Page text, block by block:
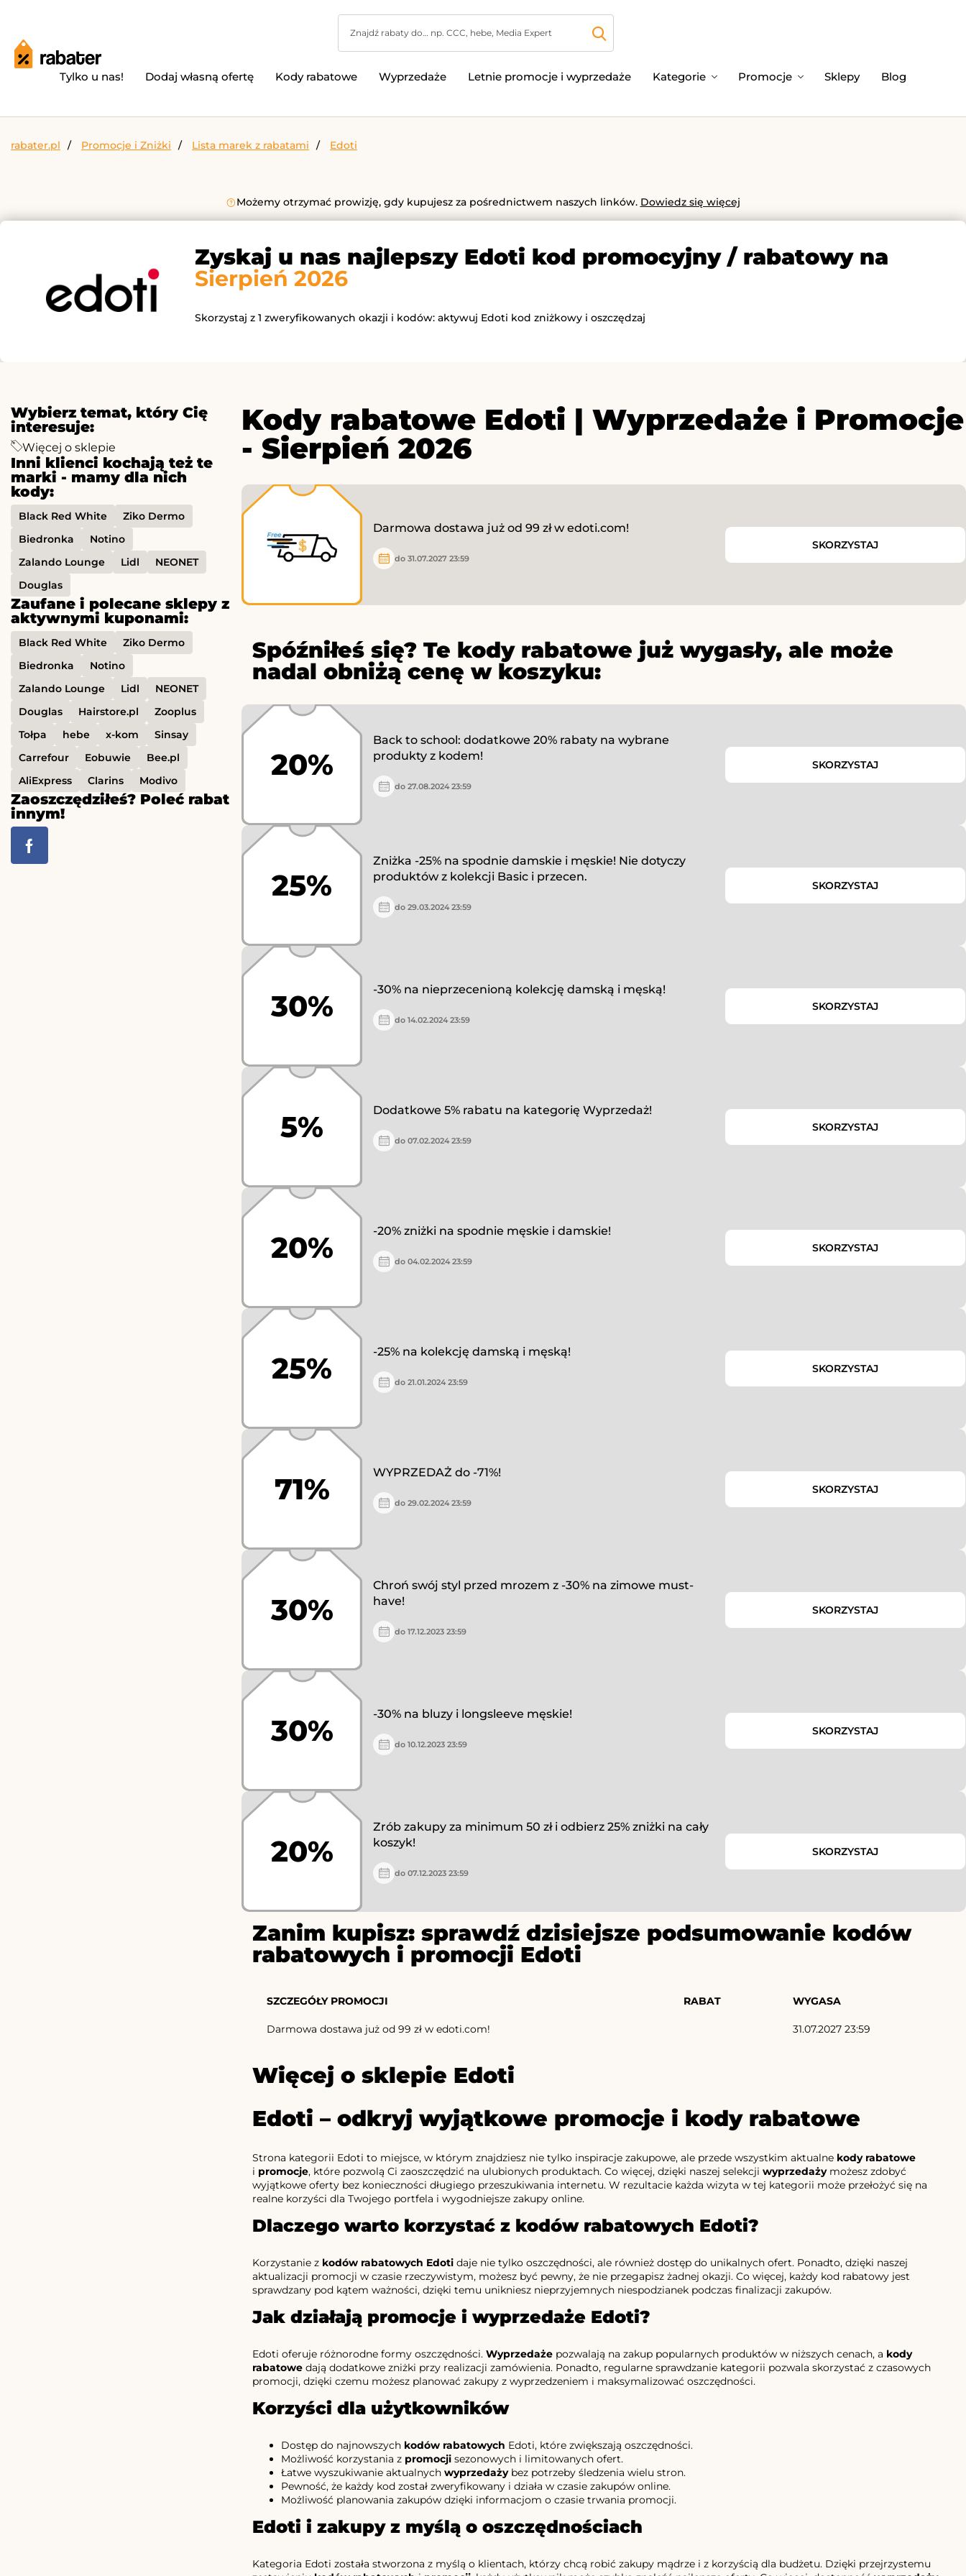
Tylko u nas! Dodaj własną ofertę Kody rabatowe Wyprzedaże Letnie promocje i wyprzedaże Kategorie Promocje Sklepy Blog
rabater.pl Promocje i Zniżki Lista marek z rabatami Edoti
Możemy otrzymać prowizję, gdy kupujesz za pośrednictwem naszych linków. Dowiedz się więcej
Zyskaj u nas najlepszy Edoti kod promocyjny / rabatowy na
Sierpień 2026
Skorzystaj z 1 zweryfikowanych okazji i kodów: aktywuj Edoti kod zniżkowy i oszczędzaj
Wybierz temat, który Cię
interesuje:
Więcej o sklepie
Inni klienci kochają też te
marki - mamy dla nich
kody:
Black Red White
Ziko Dermo
Biedronka
Notino
Zalando Lounge
Lidl
NEONET
Douglas
Zaufane i polecane sklepy z
aktywnymi kuponami:
Black Red White
Ziko Dermo
Biedronka
Notino
Zalando Lounge
Lidl
NEONET
Douglas
Hairstore.pl
Zooplus
Tołpa
hebe x-kom
Sinsay
Carrefour
Eobuwie
Bee.pl
AliExpress
Clarins Modivo
Zaoszczędziłeś? Poleć rabat
innym!
Kody rabatowe Edoti | Wyprzedaże i Promocje
- Sierpień 2026
Darmowa dostawa już od 99 zł w edoti.com!
do 31.07.2027 23:59
SKORZYSTAJ
Spóźniłeś się? Te kody rabatowe już wygasły, ale może
nadal obniżą cenę w koszyku:
20%
Back to school: dodatkowe 20% rabaty na wybrane
produkty z kodem!
do 27.08.2024 23:59
SKORZYSTAJ
25%
Zniżka -25% na spodnie damskie i męskie! Nie dotyczy
produktów z kolekcji Basic i przecen.
do 29.03.2024 23:59
SKORZYSTAJ
30% -30% na nieprzecenioną kolekcję damską i męską!
do 14.02.2024 23:59
SKORZYSTAJ
5% Dodatkowe 5% rabatu na kategorię Wyprzedaż!
do 07.02.2024 23:59
SKORZYSTAJ
20% -20% zniżki na spodnie męskie i damskie!
do 04.02.2024 23:59
SKORZYSTAJ
25% -25% na kolekcję damską i męską!
do 21.01.2024 23:59
SKORZYSTAJ
71% WYPRZEDAŻ do -71%!
do 29.02.2024 23:59
SKORZYSTAJ
30%
Chroń swój styl przed mrozem z -30% na zimowe must-
have!
do 17.12.2023 23:59
SKORZYSTAJ
30% -30% na bluzy i longsleeve męskie!
do 10.12.2023 23:59
SKORZYSTAJ
20%
Zrób zakupy za minimum 50 zł i odbierz 25% zniżki na cały
koszyk!
do 07.12.2023 23:59
SKORZYSTAJ
Zanim kupisz: sprawdź dzisiejsze podsumowanie kodów
rabatowych i promocji Edoti
SZCZEGÓŁY PROMOCJI RABAT WYGASA
Darmowa dostawa już od 99 zł w edoti.com! 31.07.2027 23:59
Więcej o sklepie Edoti
Edoti – odkryj wyjątkowe promocje i kody rabatowe
Strona kategorii Edoti to miejsce, w którym znajdziesz nie tylko inspiracje zakupowe, ale przede wszystkim aktualne kody rabatowe
i promocje, które pozwolą Ci zaoszczędzić na ulubionych produktach. Co więcej, dzięki naszej selekcji wyprzedażymożesz zdobyć
wyjątkowe oferty bez konieczności długiego przeszukiwania internetu. W rezultacie każda wizyta w tej kategorii może przełożyć się na
realne korzyści dla Twojego portfela i wygodniejsze zakupy online.
Dlaczego warto korzystać z kodów rabatowych Edoti?
Korzystanie z kodów rabatowych Edoti daje nie tylko oszczędności, ale również dostęp do unikalnych ofert. Ponadto, dzięki naszej
aktualizacji promocji w czasie rzeczywistym, możesz być pewny, że nie przegapisz żadnej okazji. Co więcej, każdy kod rabatowy jest
sprawdzany pod kątem ważności, dzięki temu unikniesz nieprzyjemnych niespodzianek podczas finalizacji zakupów.
Jak działają promocje i wyprzedaże Edoti?
Edoti oferuje różnorodne formy oszczędności. Wyprzedaże pozwalają na zakup popularnych produktów w niższych cenach, a kody
rabatowe dają dodatkowe zniżki przy realizacji zamówienia. Ponadto, regularne sprawdzanie kategorii pozwala skorzystać z czasowych
promocji, dzięki czemu możesz planować zakupy z wyprzedzeniem i maksymalizować oszczędności.
Korzyści dla użytkowników
Dostęp do najnowszych kodów rabatowych Edoti, które zwiększają oszczędności.
Możliwość korzystania z promocji sezonowych i limitowanych ofert.
Łatwe wyszukiwanie aktualnych wyprzedażybez potrzeby śledzenia wielu stron.
Pewność, że każdy kod został zweryfikowany i działa w czasie zakupów online.
Możliwość planowania zakupów dzięki informacjom o czasie trwania promocji.
Edoti i zakupy z myślą o oszczędnościach
Kategoria Edoti została stworzona z myślą o klientach, którzy chcą robić zakupy mądrze i z korzyścią dla budżetu. Dzięki przejrzystemu